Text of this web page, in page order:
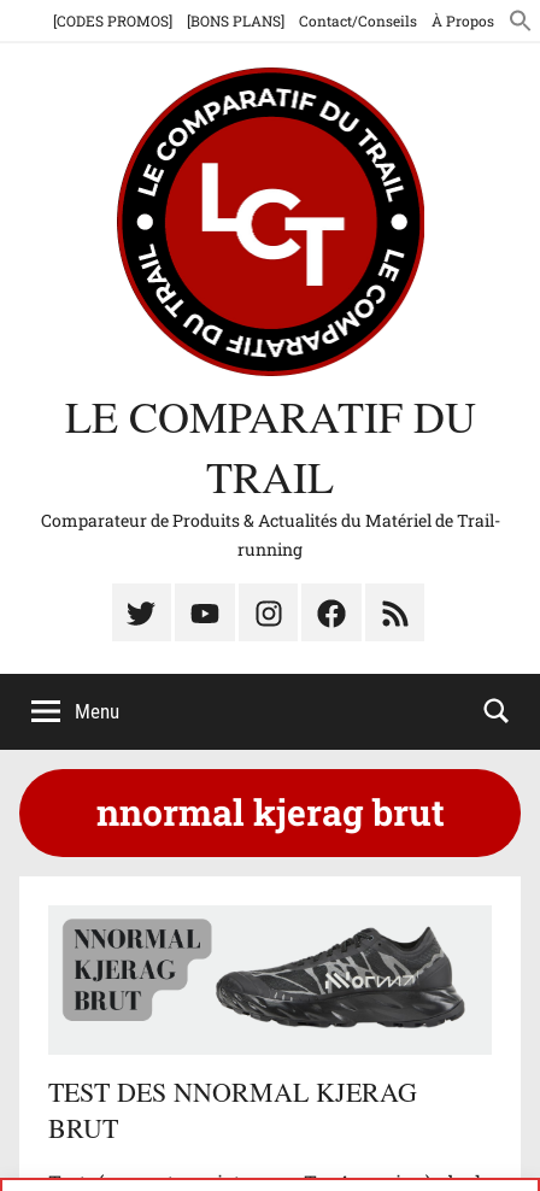
[CODES PROMOS] [BONS PLANS] Contact/Conseils À Propos
LE COMPARATIF DU
TRAIL
Comparateur de Produits & Actualités du Matériel de Trail-
running
Élément
menu
Élément
menu
Élément
menu
Élément
menu
Élément
menu
Menu
nnormal kjerag brut
TEST DES NNORMAL KJERAG
BRUT
Test (en partenariat avec Top4running) de la